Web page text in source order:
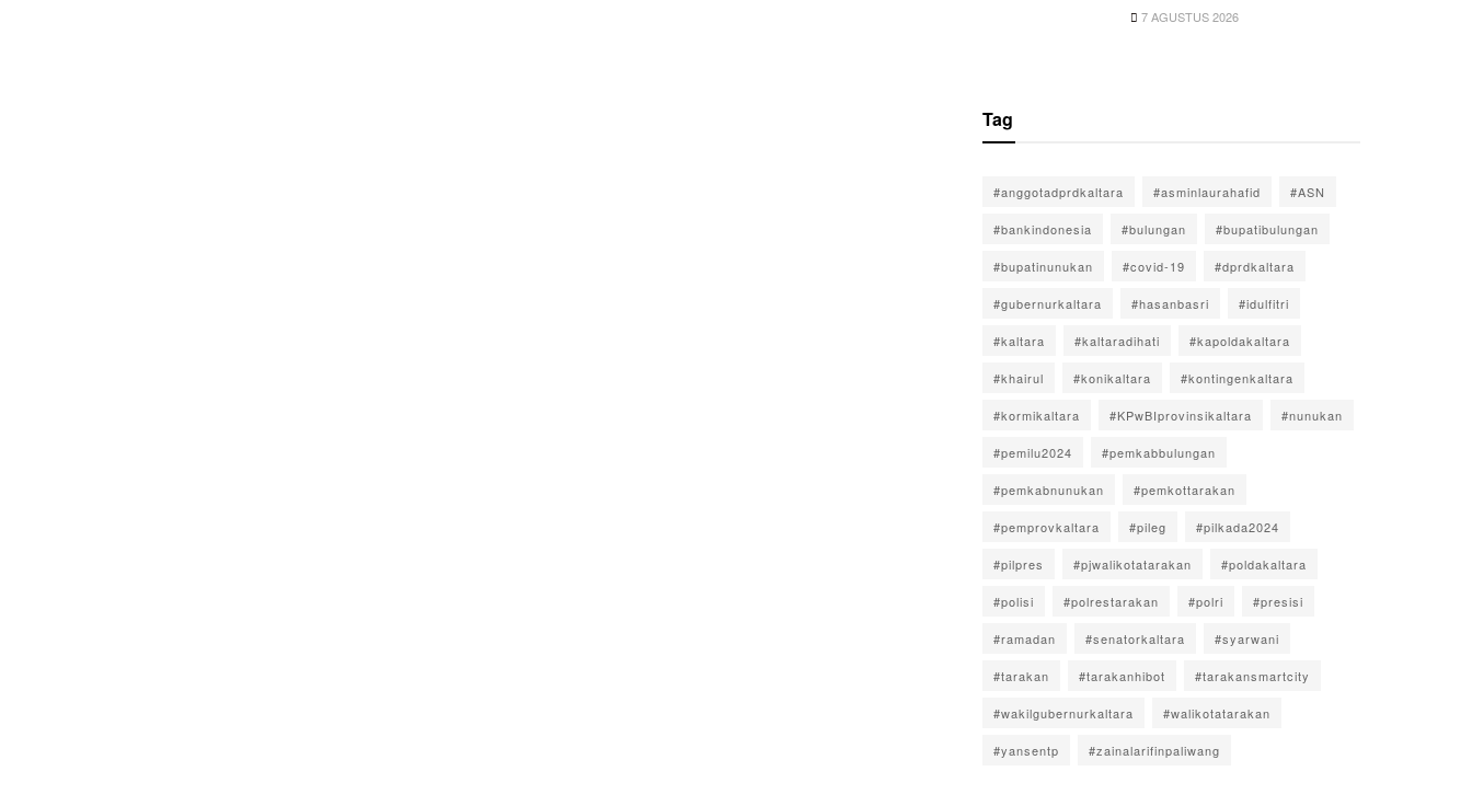
7 AGUSTUS 2026
Tag
#anggotadprdkaltara #asminlaurahafid #ASN
#bankindonesia #bulungan #bupatibulungan
#bupatinunukan #covid-19 #dprdkaltara
#gubernurkaltara #hasanbasri #idulfitri
#kaltara #kaltaradihati #kapoldakaltara
#khairul #konikaltara #kontingenkaltara
#kormikaltara #KPwBIprovinsikaltara #nunukan
#pemilu2024 #pemkabbulungan
#pemkabnunukan #pemkottarakan
#pemprovkaltara #pileg #pilkada2024
#pilpres #pjwalikotatarakan #poldakaltara
#polisi #polrestarakan #polri #presisi
#ramadan #senatorkaltara #syarwani
#tarakan #tarakanhibot #tarakansmartcity
#wakilgubernurkaltara #walikotatarakan
#yansentp #zainalarifinpaliwang